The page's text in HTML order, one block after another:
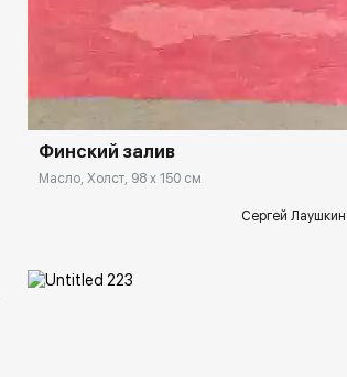
ekb.rakovgallery.ru
Финский залив
Масло, Холст, 98 x 150 см
Сергей Лаушкин